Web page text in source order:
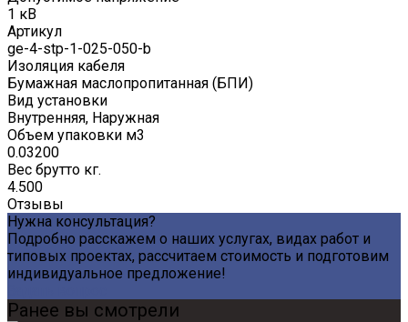
1 кВ
Артикул
ge-4-stp-1-025-050-b
Изоляция кабеля
Бумажная маслопропитанная (БПИ)
Вид установки
Внутренняя, Наружная
Объем упаковки м3
0.03200
Вес брутто кг.
4.500
Отзывы
Нужна консультация?
Подробно расскажем о наших услугах, видах работ и
типовых проектах, рассчитаем стоимость и подготовим
индивидуальное предложение!
Ранее вы смотрели